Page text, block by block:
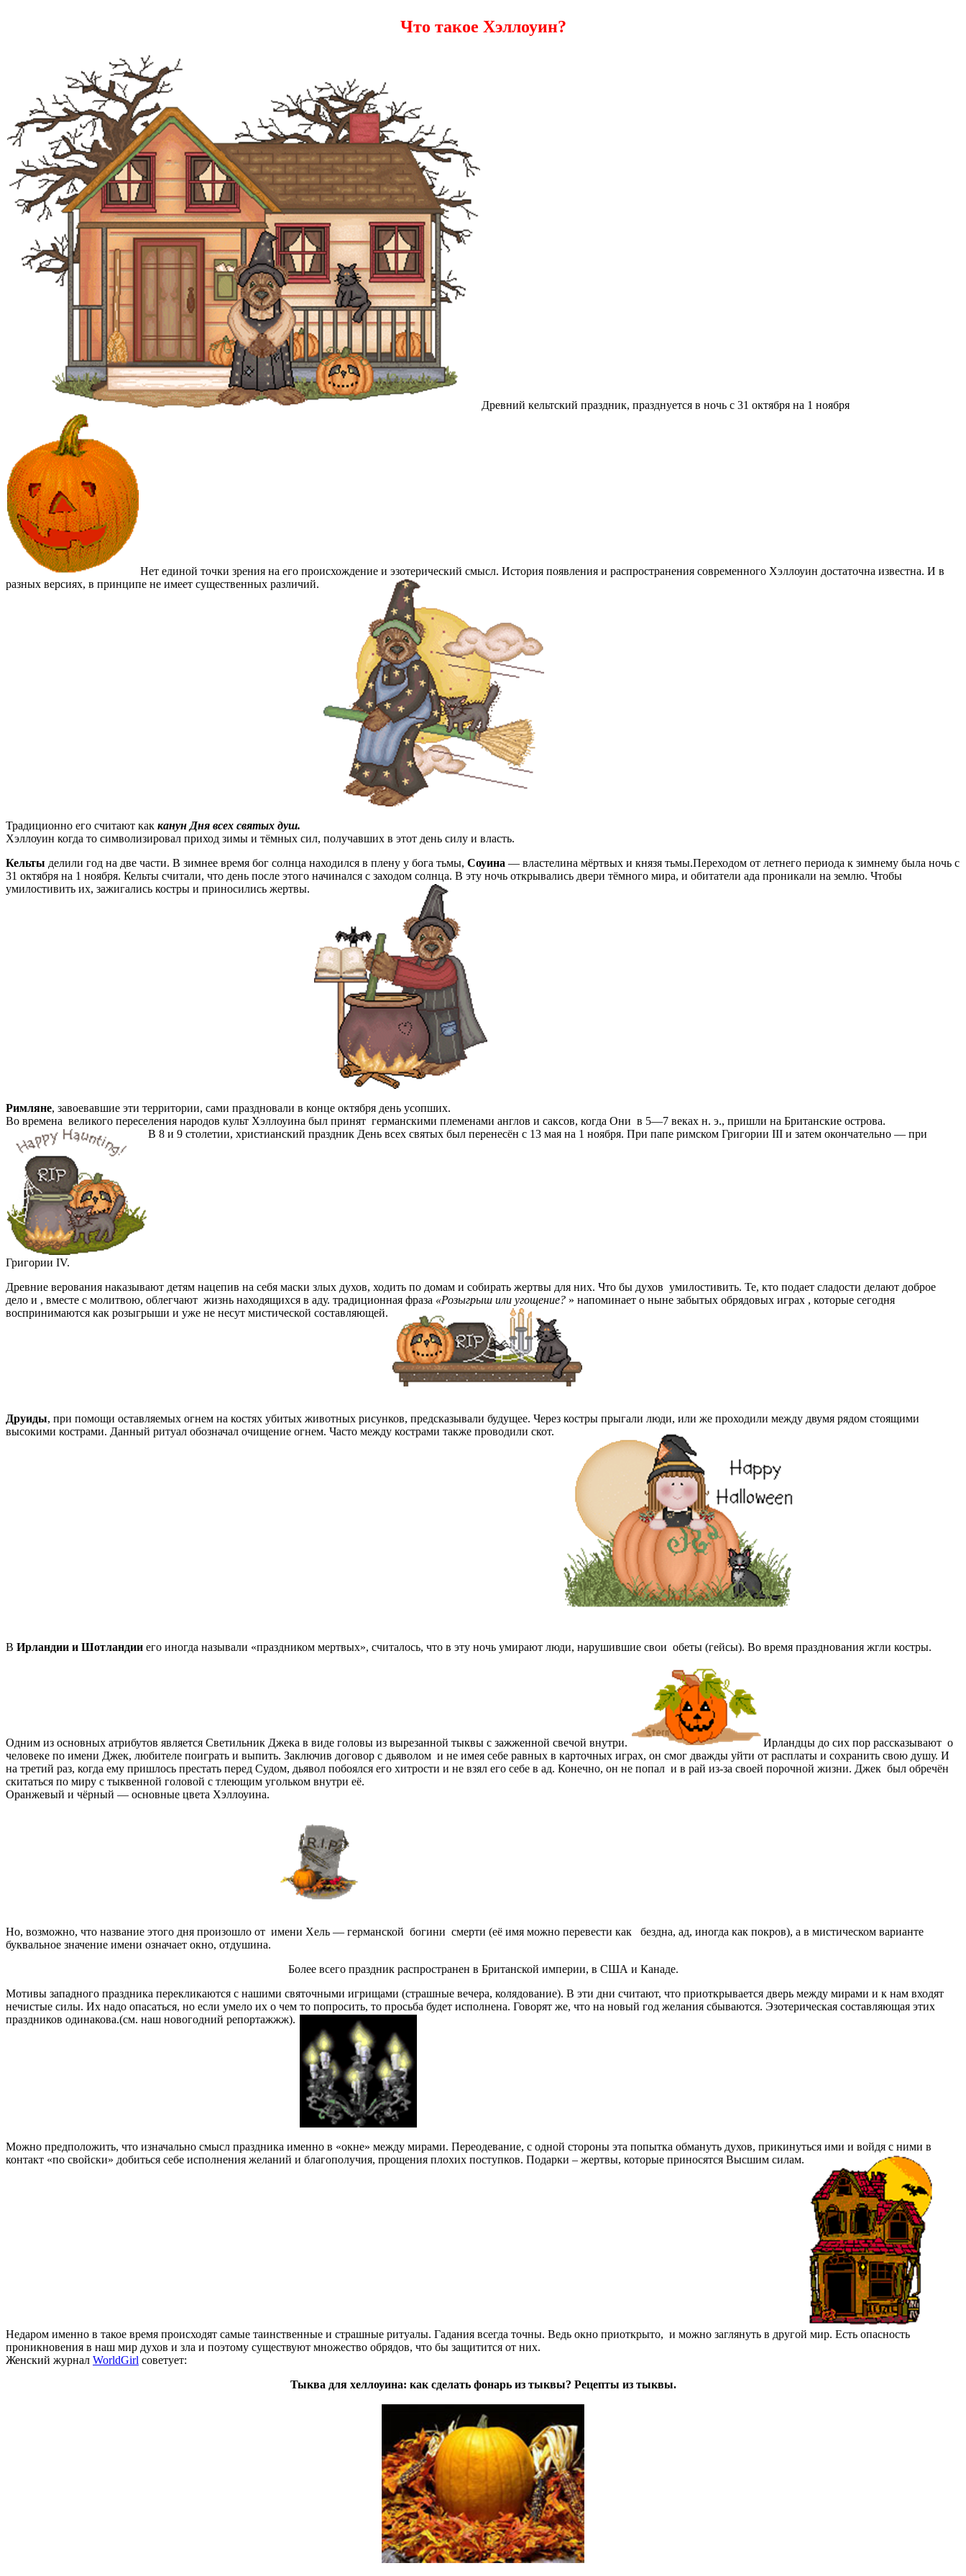
Что такое Хэллоуин?
Древний кельтский праздник, празднуется в ночь с 31 октября на 1 ноября
Нет единой точки зрения на его происхождение и эзотерический смысл. История появления и распространения современного Хэллоуин достаточна известна. И в
разных версиях, в принципе не имеет существенных различий.
Традиционно его считают как канун Дня всех святых душ.
Хэллоуин когда то символизировал приход зимы и тёмных сил, получавших в этот день силу и власть.
Кельты делили год на две части. В зимнее время бог солнца находился в плену у бога тьмы, Соуина — властелина мёртвых и князя тьмы.Переходом от летнего периода к зимнему была ночь с
31 октября на 1 ноября. Кельты считали, что день после этого начинался с заходом солнца. В эту ночь открывались двери тёмного мира, и обитатели ада проникали на землю. Чтобы
умилостивить их, зажигались костры и приносились жертвы.
Римляне, завоевавшие эти территории, сами праздновали в конце октября день усопших.
Во времена великого переселения народов культ Хэллоуина был принят германскими племенами англов и саксов, когда Они в 5—7 веках н. э., пришли на Британские острова.
В 8 и 9 столетии, христианский праздник День всех святых был перенесён с 13 мая на 1 ноября. При папе римском Григории III и затем окончательно — при
Григории IV.
Древние верования наказывают детям нацепив на себя маски злых духов, ходить по домам и собирать жертвы для них. Что бы духов умилостивить. Те, кто подает сладости делают доброе
дело и , вместе с молитвою, облегчают жизнь находящихся в аду. традиционная фраза «Розыгрыш или угощение? » напоминает о ныне забытых обрядовых играх , которые сегодня
воспринимаются как розыгрыши и уже не несут мистической составляющей.
Друиды, при помощи оставляемых огнем на костях убитых животных рисунков, предсказывали будущее. Через костры прыгали люди, или же проходили между двумя рядом стоящими
высокими кострами. Данный ритуал обозначал очищение огнем. Часто между кострами также проводили скот.
В Ирландии и Шотландии его иногда называли «праздником мертвых», считалось, что в эту ночь умирают люди, нарушившие свои обеты (гейсы). Во время празднования жгли костры.
Одним из основных атрибутов является Светильник Джека в виде головы из вырезанной тыквы с зажженной свечой внутри.
Ирландцы до сих пор рассказывают о
человеке по имени Джек, любителе поиграть и выпить. Заключив договор с дьяволом и не имея себе равных в карточных играх, он смог дважды уйти от расплаты и сохранить свою душу. И
на третий раз, когда ему пришлось престать перед Судом, дьявол побоялся его хитрости и не взял его себе в ад. Конечно, он не попал и в рай из-за своей порочной жизни. Джек был обречён
скитаться по миру с тыквенной головой с тлеющим угольком внутри её.
Оранжевый и чёрный — основные цвета Хэллоуина.
Но, возможно, что название этого дня произошло от имени Хель — германской богини смерти (её имя можно перевести как бездна, ад, иногда как покров), а в мистическом варианте
буквальное значение имени означает окно, отдушина.
Более всего праздник распространен в Британской империи, в США и Канаде.
Мотивы западного праздника перекликаются с нашими святочными игрищами (страшные вечера, колядование). В эти дни считают, что приоткрывается дверь между мирами и к нам входят
нечистые силы. Их надо опасаться, но если умело их о чем то попросить, то просьба будет исполнена. Говорят же, что на новый год желания сбываются. Эзотерическая составляющая этих
праздников одинакова.(см. наш новогодний репортажжж).
Можно предположить, что изначально смысл праздника именно в «окне» между мирами. Переодевание, с одной стороны эта попытка обмануть духов, прикинуться ими и войдя с ними в
контакт «по свойски» добиться себе исполнения желаний и благополучия, прощения плохих поступков. Подарки – жертвы, которые приносятся Высшим силам.
Недаром именно в такое время происходят самые таинственные и страшные ритуалы. Гадания всегда точны. Ведь окно приоткрыто, и можно заглянуть в другой мир. Есть опасность
проникновения в наш мир духов и зла и поэтому существуют множество обрядов, что бы защитится от них.
Женский журнал WorldGirl советует:
Тыква для хеллоуина: как сделать фонарь из тыквы? Рецепты из тыквы.